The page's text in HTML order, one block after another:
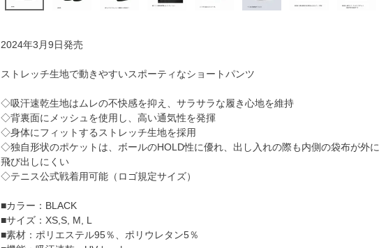
2024年3月9日発売
ストレッチ生地で動きやすいスポーティなショートパンツ
◇吸汗速乾生地はムレの不快感を抑え、サラサラな履き心地を維持
◇背裏面にメッシュを使用し、高い通気性を発揮
◇身体にフィットするストレッチ生地を採用
◇独自形状のポケットは、ボールのHOLD性に優れ、出し入れの際も内側の袋布が外に
飛び出しにくい
◇テニス公式戦着用可能（ロゴ規定サイズ）
■カラー：BLACK
■サイズ：XS,S, M, L
■素材：ポリエステル95％、ポリウレタン5％